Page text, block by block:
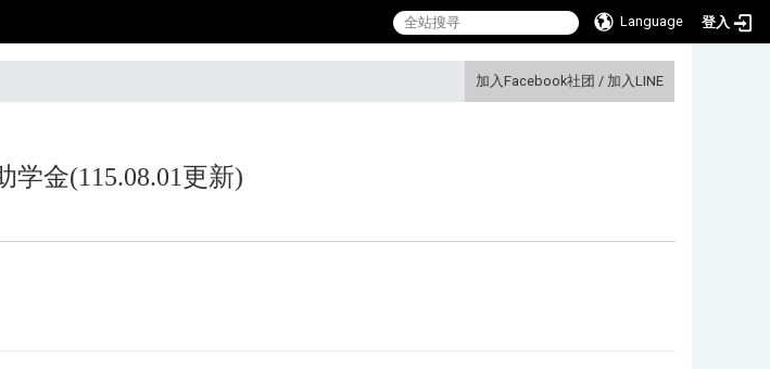
Language 登入
加入Facebook社团 / 加入LINE
学金(115.08.01更新)